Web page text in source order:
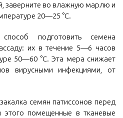
заверните во влажную марлю и
20—25 °С.
подготовить семена
их в течение 5—6 часов
50—60 °С. Эта мера снижает
вирусными инфекциями, от
семян патиссонов перед
этого помещенные в тканевые